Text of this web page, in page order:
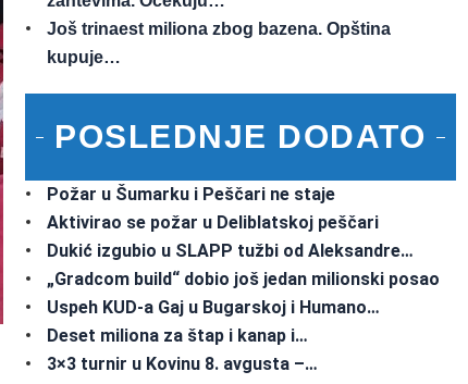
Još trinaest miliona zbog bazena. Opština
kupuje…
POSLEDNJE DODATO
Požar u Šumarku i Peščari ne staje
Aktivirao se požar u Deliblatskoj peščari
Dukić izgubio u SLAPP tužbi od Aleksandre…
„Gradcom build“ dobio još jedan milionski posao
Uspeh KUD-a Gaj u Bugarskoj i Humano…
Deset miliona za štap i kanap i…
3×3 turnir u Kovinu 8. avgusta –…